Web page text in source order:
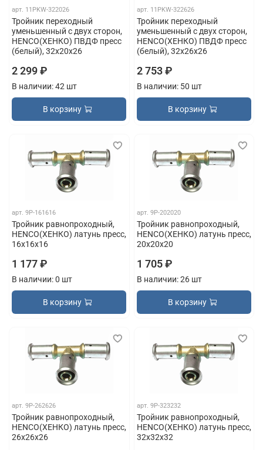
арт. 11PKW-322026
Тройник переходный
уменьшенный с двух сторон,
HENCO(ХЕНКО) ПВДФ пресс
(белый), 32x20x26
2 299 ₽
В наличии: 42 шт
В корзину
арт. 11PKW-322626
Тройник переходный
уменьшенный с двух сторон,
HENCO(ХЕНКО) ПВДФ пресс
(белый), 32x26x26
2 753 ₽
В наличии: 50 шт
В корзину
арт.9P-161616
Тройник равнопроходный,
HENCO(ХЕНКО) латунь пресс,
16x16x16
1 177 ₽
В наличии: 0 шт
В корзину
арт. 9P-202020
Тройник равнопроходный,
HENCO(ХЕНКО) латунь пресс,
20x20x20
1 705 ₽
В наличии: 26 шт
В корзину
арт.9P-262626
Тройник равнопроходный,
HENCO(ХЕНКО) латунь пресс,
26x26x26
арт. 9P-323232
Тройник равнопроходный,
HENCO(ХЕНКО) латунь пресс,
32x32x32